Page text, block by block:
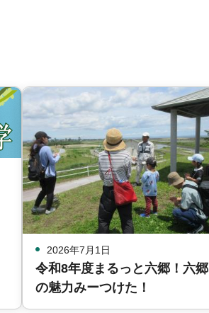
2026年7月1日
令和8年度まるっと六郷！六郷
の魅力みーつけた！